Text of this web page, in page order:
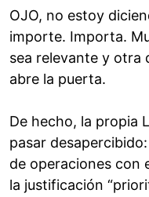
OJO, no estoy
importe. Importa.
sea relevante y otra
abre la puerta.
De hecho, la propia
pasar
de operaciones con
la justificación